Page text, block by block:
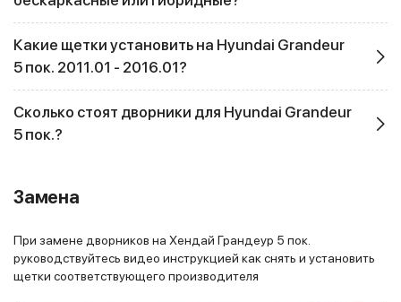
Какие щетки установить на Hyundai Grandeur
5 пок. 2011.01 - 2016.01?
Сколько стоят дворники для Hyundai Grandeur
5 пок.?
Замена
При замене дворников на Хендай Грандеур 5 пок.
руководствуйтесь видео инструкцией как снять и установить
щетки соответствующего производителя